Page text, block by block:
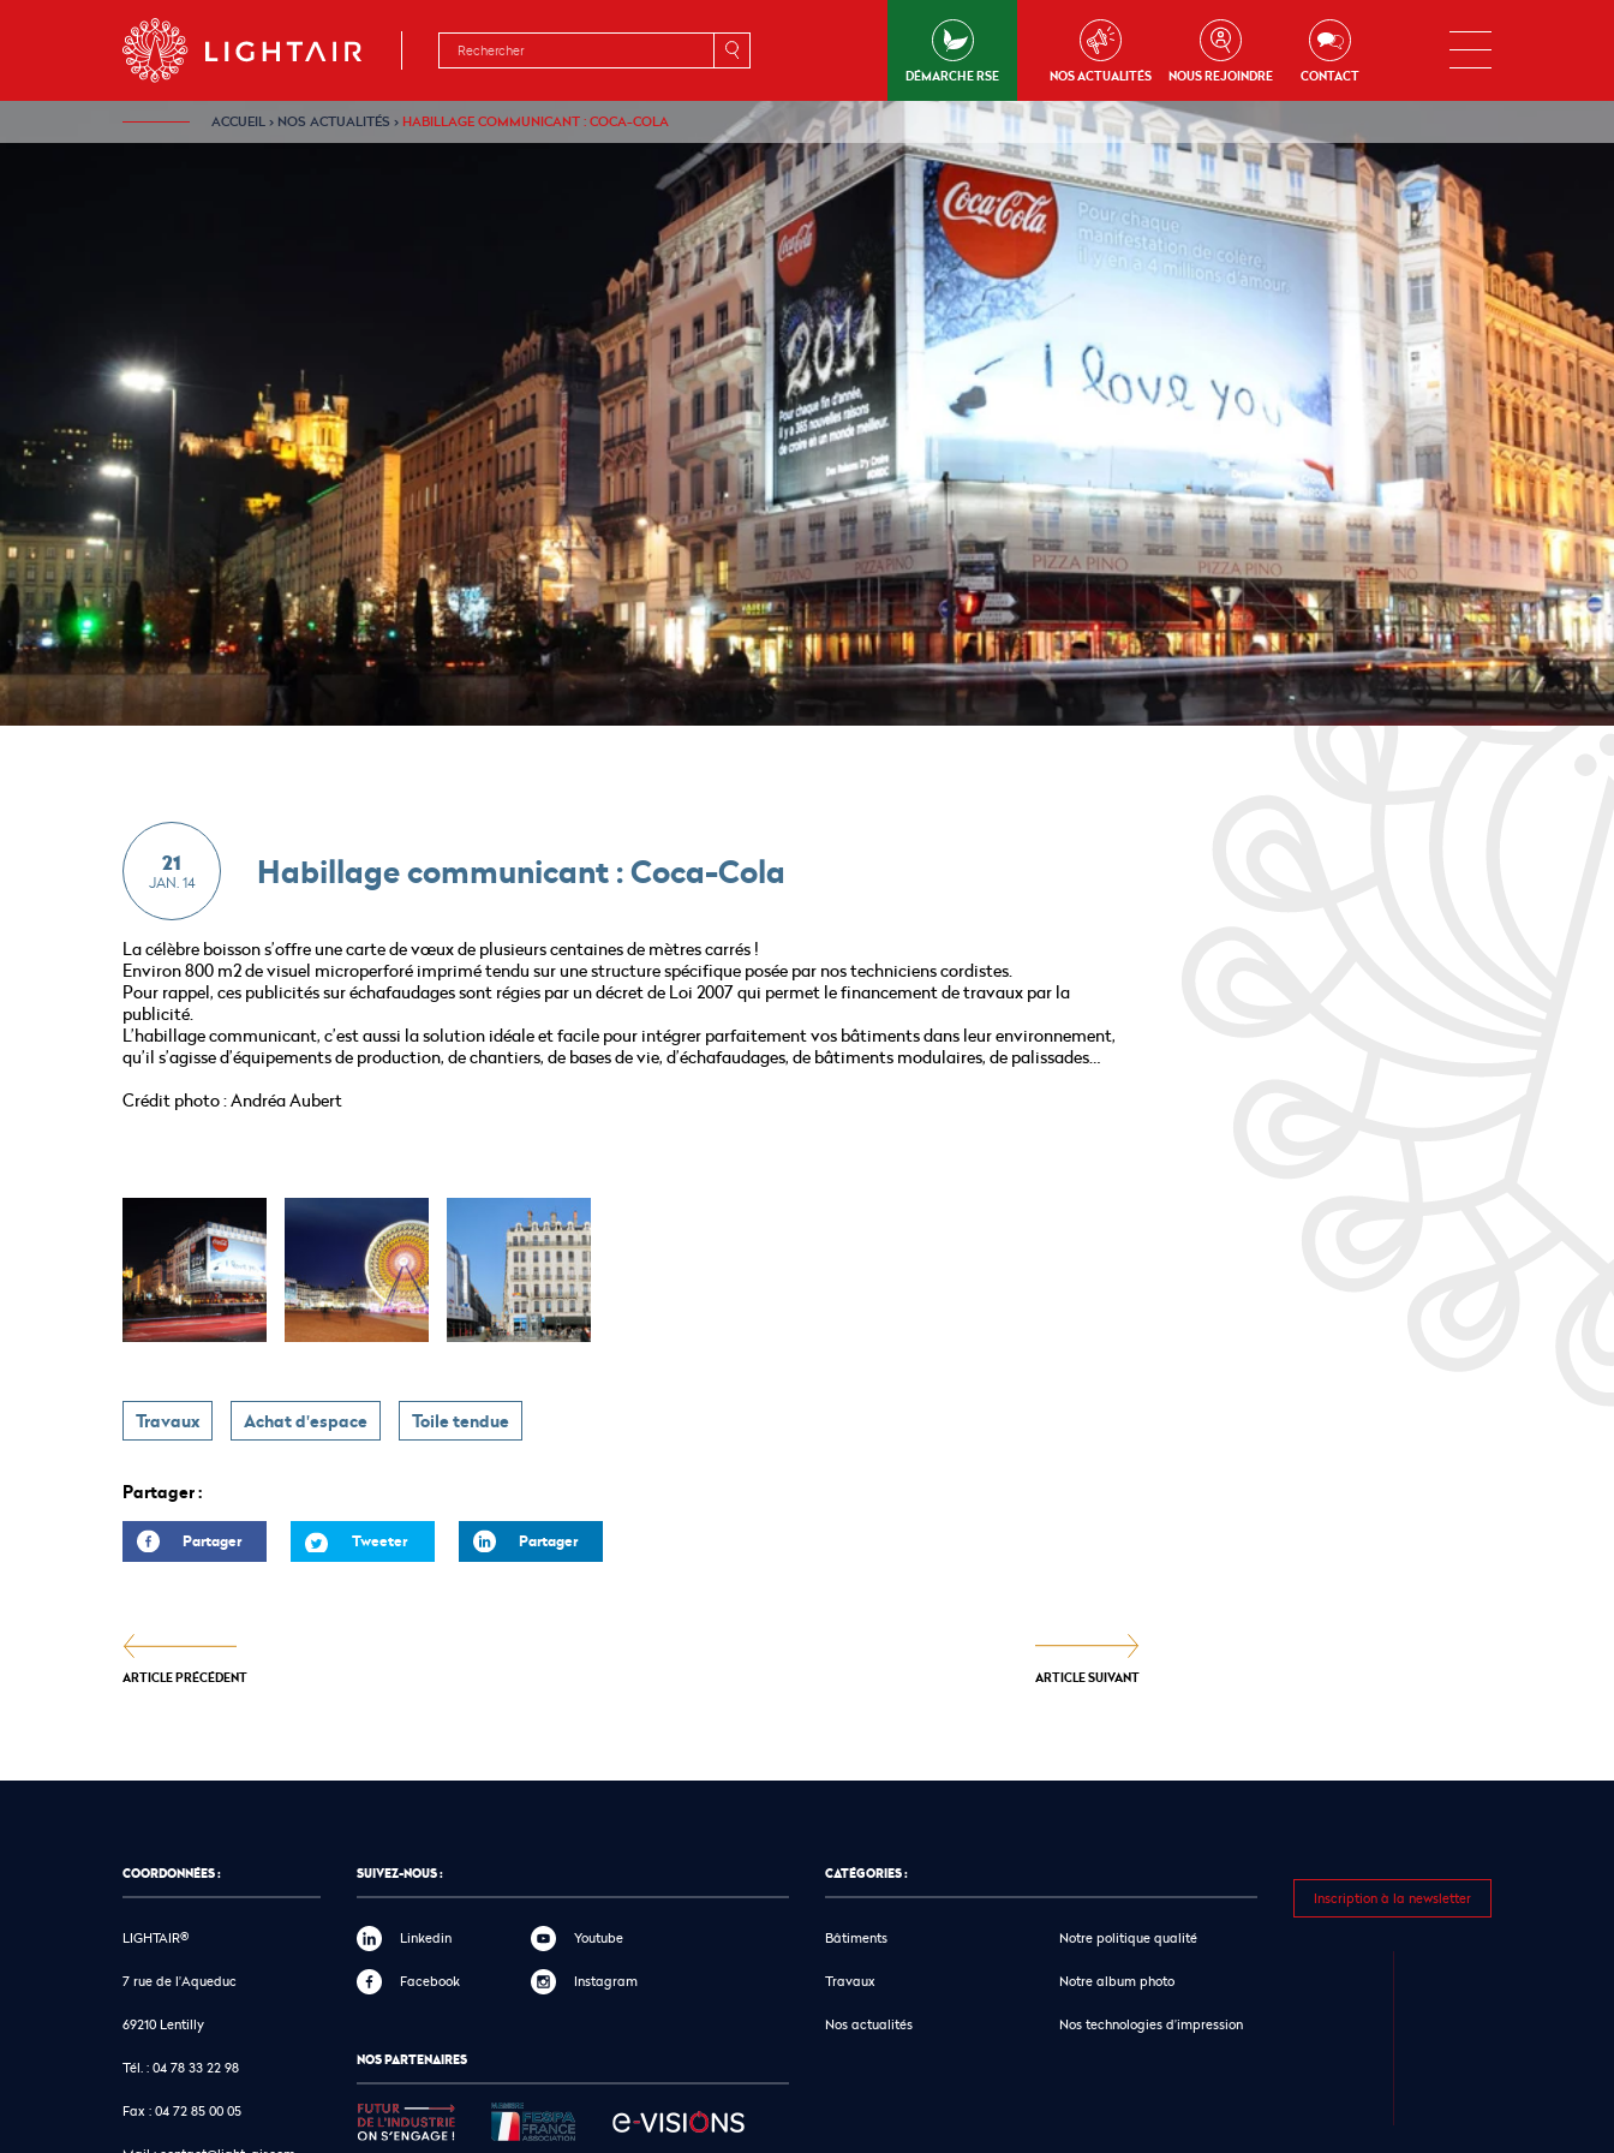
Aller au contenu
DÉMARCHE RSE NOS ACTUALITÉS NOUS REJOINDRE CONTACT
ACCUEIL› NOS ACTUALITÉS › HABILLAGE COMMUNICANT : COCA-COLA
Habillage communicant : Coca-Cola
21
JAN. 14
La célèbre boisson s’offre une carte de vœux de plusieurs centaines de mètres carrés !
Environ 800 m2 de visuel microperforé imprimé tendu sur une structure spécifique posée par nos techniciens cordistes.
Pour rappel, ces publicités sur échafaudages sont régies par un décret de Loi 2007 qui permet le financement de travaux par la
publicité.
L’habillage communicant, c’est aussi la solution idéale et facile pour intégrer parfaitement vos bâtiments dans leur environnement,
qu’il s’agisse d’équipements de production, de chantiers, de bases de vie, d’échafaudages, de bâtiments modulaires, de palissades…
Crédit photo : Andréa Aubert
Travaux Achat d'espace Toile tendue
Partager :
Partager Tweeter Partager
ARTICLE PRÉCÉDENT ARTICLE SUIVANT
COORDONNÉES :
LIGHTAIR®
7 rue de l'Aqueduc
69210 Lentilly
Tél. : 04 78 33 22 98
Fax : 04 72 85 00 05
SUIVEZ-NOUS :
Linkedin
Facebook
Youtube
Instagram
NOS PARTENAIRES
CATÉGORIES :
Bâtiments
Travaux
Nos actualités
Notre politique qualité
Notre album photo
Nos technologies d’impression
Inscription à la newsletter